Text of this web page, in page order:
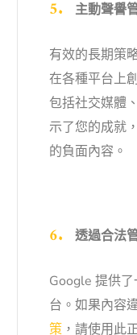
主動聲譽
有效的長期策
在各種平台上
包括社交媒體
示了您的成就
的負面內容。
透過合法
Google 提供
台。如果內容
策，請使用此